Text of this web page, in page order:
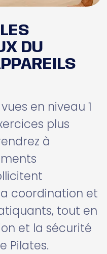
DU
en niveau 1
plus
à
coordination et
tout en
et la sécurité
Pilates.